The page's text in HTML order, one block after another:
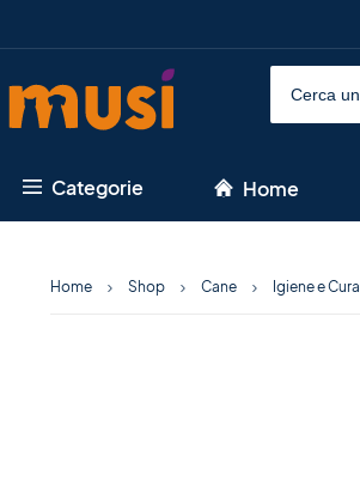
Categorie Home
Home Shop Cane Igiene e Cura